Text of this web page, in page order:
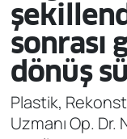
sonrası
dönüş
Plastik,
Uzmanı Op.
Bölge
Dünya
Ekonomi
Haber Arşivi